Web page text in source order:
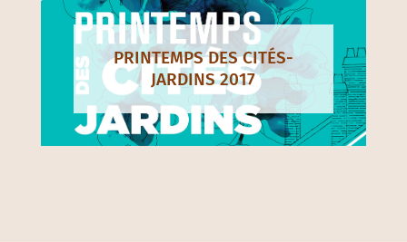
PRINTEMPS DES CITÉS-
JARDINS 2017